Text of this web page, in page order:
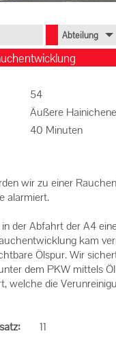
Abteilung
54
Äußere
40 Minuten
wir zu einer
alarmiert.
der Abfahrt der A4
kam
Ölspur. Wir
dem PKW mittels
welche die
11